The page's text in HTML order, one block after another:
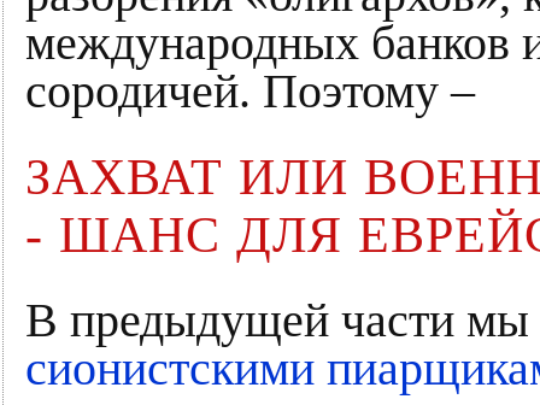
международных банков
сородичей. Поэтому –
ЗАХВАТ ИЛИ
- ШАНС ДЛЯ
В предыдущей части
сионистскими